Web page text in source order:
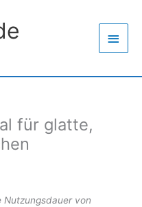
für glatte,
Nutzungsdauer von